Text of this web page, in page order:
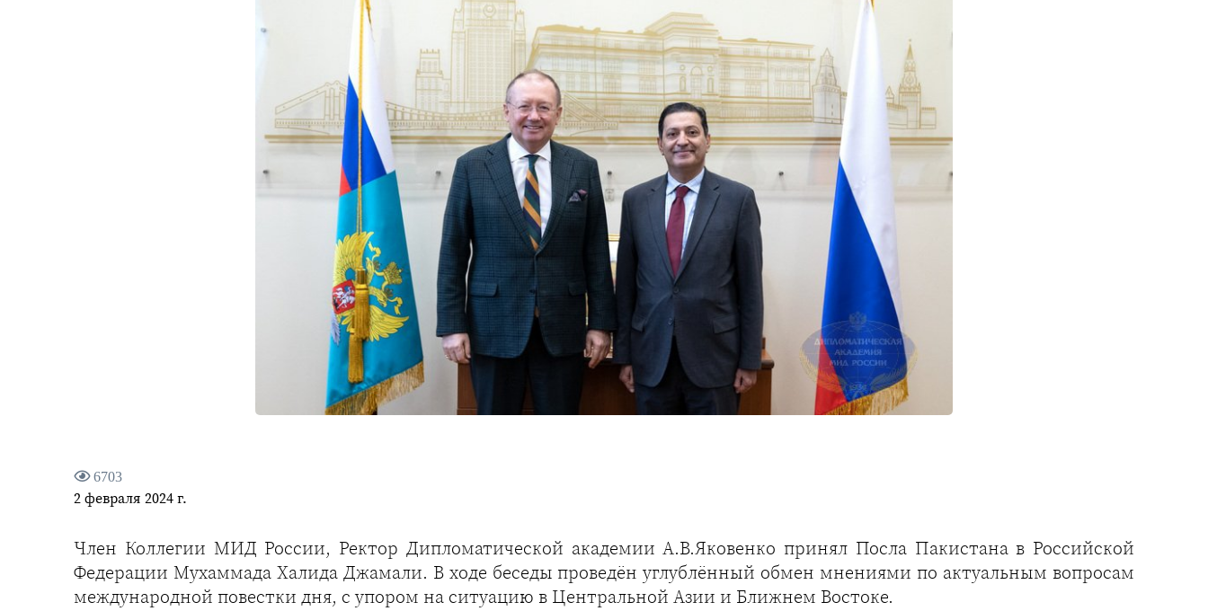
6703
2 февраля 2024 г.
Член Коллегии МИД России, Ректор Дипломатической академии А.В.Яковенко принял Посла Пакистана в Российской
Федерации Мухаммада Халида Джамали. В ходе беседы проведён углублённый обмен мнениями по актуальным вопросам
международной повестки дня, с упором на ситуацию в Центральной Азии и Ближнем Востоке.